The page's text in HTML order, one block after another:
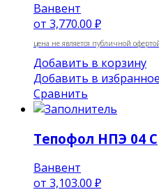
Ванвент
от 3,770.00 ₽
цена не является публичной
Добавить в корзину
Добавить в избранное
Сравнить
Тепофол НПЭ 04 С
Ванвент
от 3,103.00 ₽